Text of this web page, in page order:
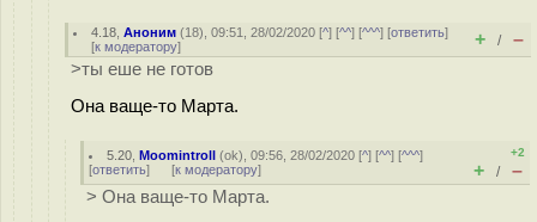
4.18 ,Аноним (18), 09:51, 28/02/2020 [^] [^^] [^^^] [ответить]
[к модератору] + / –
>ты еше не готов
Она ваще-то Марта.
5.20 ,Moomintroll (ok), 09:56, 28/02/2020 [^] [^^] [^^^]
[ответить] [к модератору]
+2
+ / –
> Она ваще-то Марта.